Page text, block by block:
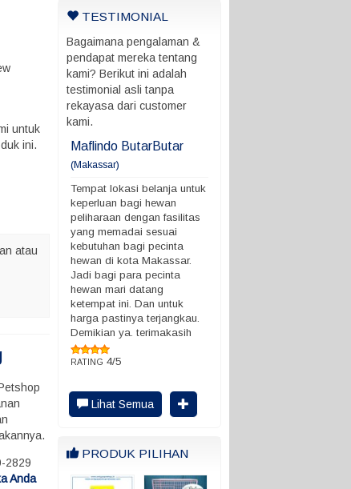
untuk
ini.
atau
2829
Anda
TESTIMONIAL
Bagaimana pengalaman &
pendapat mereka tentang
kami? Berikut ini adalah
testimonial asli tanpa
rekayasa dari customer
kami.
ada batas
Maflindo ButarButar
(Makassar)
Tempat lokasi belanja untuk
keperluan bagi hewan
peliharaan dengan fasilitas
yang memadai sesuai
kebutuhan bagi pecinta
hewan di kota Makassar.
Jadi bagi para pecinta
hewan mari datang
ketempat ini. Dan untuk
harga pastinya terjangkau.
Demikian ya. terimakasih
RATING 4/5
Lihat Semua
PRODUK PILIHAN